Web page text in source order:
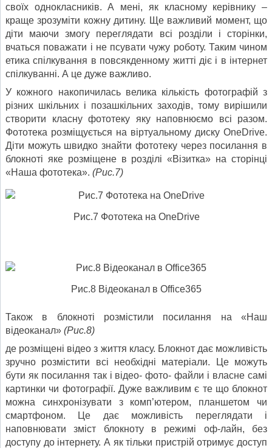
своїх однокласників. А мені, як класному керівнику –
краще зрозуміти кожну дитину. Ще важливий момент, що
діти маючи змогу переглядати всі розділи і сторінки,
вчаться поважати і не псувати чужу роботу. Таким чином
етика спілкування в повсякденному житті діє і в інтернет
спілкуванні. А це дуже важливо.
У кожного накопичилась велика кількість фотографій з
різних шкільних і позашкільних заходів, тому вирішили
створити класну фототеку яку наповнюємо всі разом.
Фототека розміщується на віртуальному диску OneDrive.
Діти можуть швидко знайти фототеку через посилання в
блокноті яке розміщене в розділі «Візитка» на сторінці
«Наша фототека». (Рис.7)
Рис.7 Фототека на OneDrive
Рис.8 Відеоканал в Office365
Також в блокноті розмістили посилання на «Наш
відеоканал» (Рис.8)
де розміщені відео з життя класу. Блокнот дає можливість
зручно розмістити всі необхідні матеріали. Це можуть
бути як посилання так і відео- фото- файли і власне самі
картинки чи фотографії. Дуже важливим є те що блокнот
можна синхронізувати з комп’ютером, планшетом чи
смартфоном. Це дає можливість переглядати і
наповнювати зміст блокноту в режимі оф-лайн, без
доступу до інтернету. А як тільки пристрій отримує доступ